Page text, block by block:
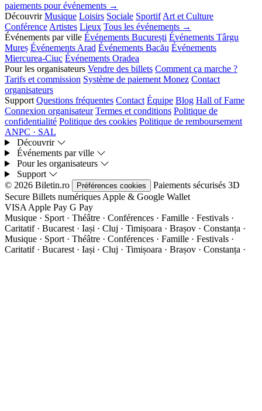
paiements pour événements →
Découvrir Musique Loisirs Sociale Sportif Art et Culture
Conférence Artistes Lieux Tous les événements →
Événements par ville Événements București Événements Târgu
Mureș Événements Arad Événements Bacău Événements
Miercurea-Ciuc Événements Oradea
Pour les organisateurs Vendre des billets Comment ça marche ?
Tarifs et commission Système de paiement Monez Contact
organisateurs
Support Questions fréquentes Contact Équipe Blog Hall of Fame
Connexion organisateur Termes et conditions Politique de
confidentialité Politique des cookies Politique de remboursement
ANPC · SAL
Découvrir
Événements par ville
Pour les organisateurs
Support
© 2026 Biletin.ro
Préférences cookies Paiements sécurisés 3D
Secure Billets numériques Apple & Google Wallet
VISA Apple Pay G Pay
Musique · Sport · Théâtre · Conférences · Famille · Festivals ·
Caritatif · Bucarest · Iași · Cluj · Timișoara · Brașov · Constanța ·
Musique · Sport · Théâtre · Conférences · Famille · Festivals ·
Caritatif · Bucarest · Iași · Cluj · Timișoara · Brașov · Constanța ·